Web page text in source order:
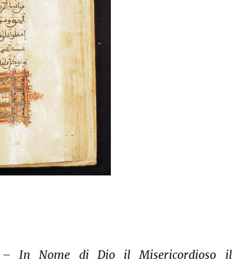
In Nome di Dio il Misericordioso il